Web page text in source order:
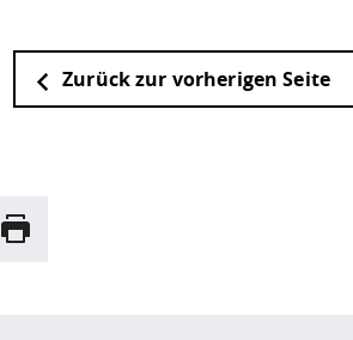
Zurück zur vorherigen Seite
Drucken